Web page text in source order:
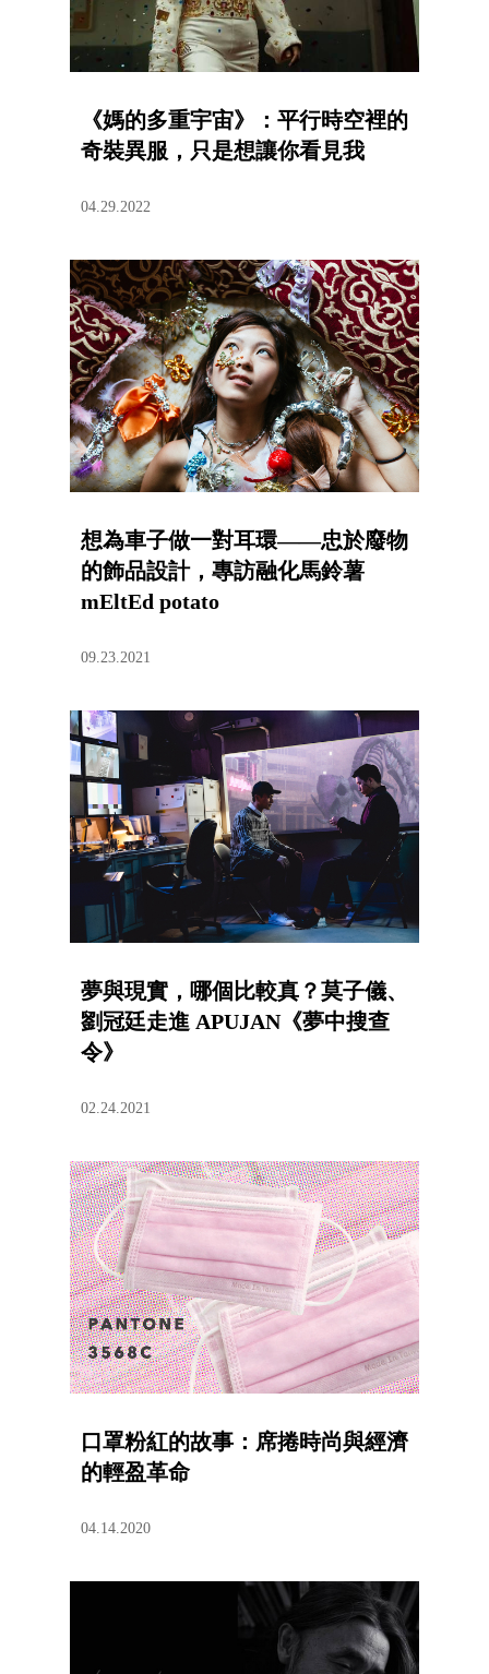
《媽的多重宇宙》：平行時空裡的
奇裝異服，只是想讓你看見我
04.29.2022
想為車子做一對耳環——忠於廢物
的飾品設計，專訪融化馬鈴薯
mEltEd potato
09.23.2021
夢與現實，哪個比較真？莫子儀、
劉冠廷走進 APUJAN《夢中搜查
令》
02.24.2021
口罩粉紅的故事：席捲時尚與經濟
的輕盈革命
04.14.2020